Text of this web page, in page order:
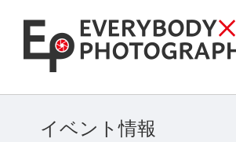
イベント情報